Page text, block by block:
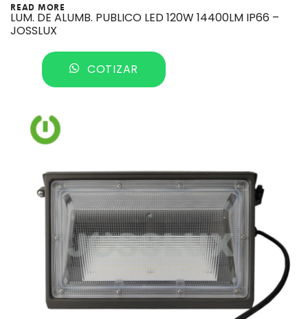
READ MORE
LUM. DE ALUMB. PUBLICO LED 120W 14400LM IP66 –
JOSSLUX
COTIZAR